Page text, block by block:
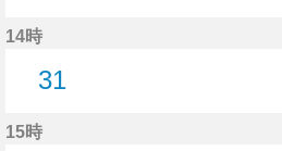
14時
31
15時